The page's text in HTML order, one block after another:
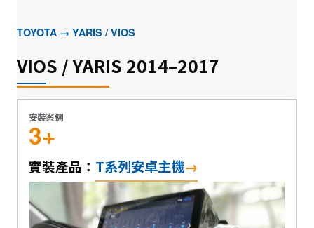
TOYOTA → YARIS / VIOS
VIOS / YARIS 2014–2017
安裝案例
3+
實裝產品： T系列安卓主機